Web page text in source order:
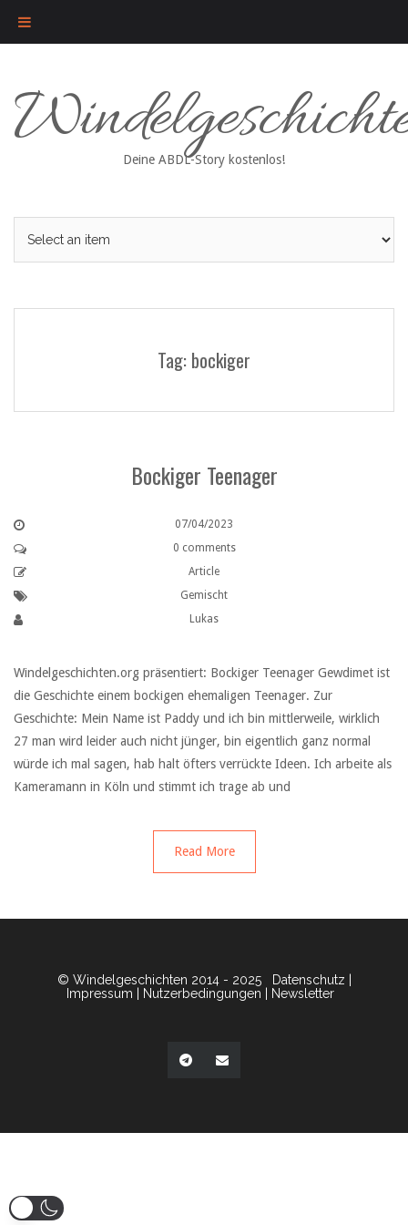
content
Deine ABDL-Story kostenlos!
Tag: bockiger
Bockiger Teenager
07/04/2023
0 comments
Article
Gemischt
Lukas
Windelgeschichten.org präsentiert: Bockiger Teenager Gewdimet ist
die Geschichte einem bockigen ehemaligen Teenager. Zur
Geschichte: Mein Name ist Paddy und ich bin mittlerweile, wirklich
27 man wird leider auch nicht jünger, bin eigentlich ganz normal
würde ich mal sagen, hab halt öfters verrückte Ideen. Ich arbeite als
Kameramann in Köln und stimmt ich trage ab und
Read More
© Windelgeschichten 2014 - 2025 Datenschutz
Impressum
Nutzerbedingungen Newsletter